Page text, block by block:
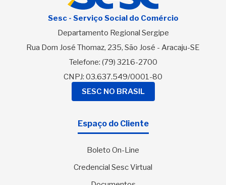
Sesc - Serviço Social do Comércio
Departamento Regional Sergipe
Rua Dom José Thomaz, 235, São José - Aracaju-SE
Telefone: (79) 3216-2700
CNPJ: 03.637.549/0001-80
SESC NO BRASIL
Espaço do Cliente
Boleto On-Line
Credencial Sesc Virtual